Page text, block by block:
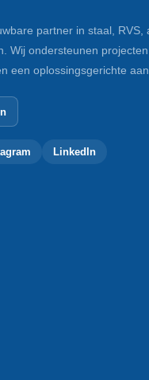
partner in staal, RVS,
Wij ondersteunen
een oplossingsgerichte
LinkedIn